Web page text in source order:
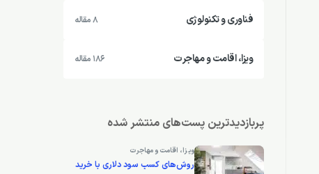
فناوری و تکنولوژی 8 مقاله
ویزا، اقامت و مهاجرت 186 مقاله
پربازدیدترین پست‌های منتشر شده
ویزا، اقامت و مهاجرت
روش‌های کسب سود دلاری با خرید